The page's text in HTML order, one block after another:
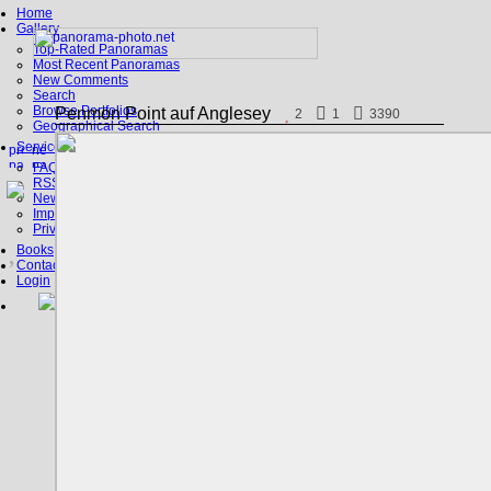
Home
Gallery
Top-Rated Panoramas
Most Recent Panoramas
New Comments
Search
Browse Portfolios
Geographical Search
Service
FAQ
RSS, Google Earth
News
Imprint
Privacy Policy
Books
Contact
Login
Penmon Point auf Anglesey 2 1 3390